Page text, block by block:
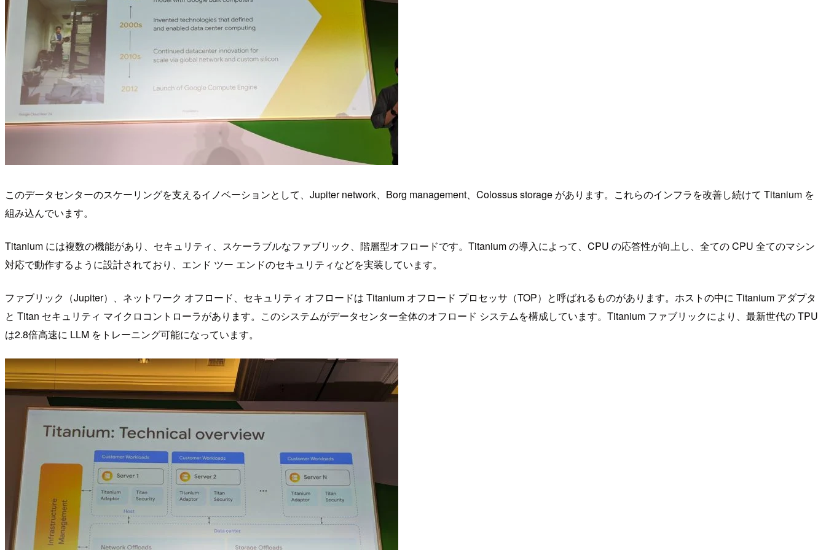
このデータセンターのスケーリングを支えるイノベーションとして、Jupiter network、Borg management、Colossus storage があります。これらのインフラを改善し続けて Titanium を
組み込んでいます。
Titanium には複数の機能があり、セキュリティ、スケーラブルなファブリック、階層型オフロードです。Titanium の導入によって、CPU の応答性が向上し、全ての CPU 全てのマシン
対応で動作するように設計されており、エンド ツー エンドのセキュリティなどを実装しています。
ファブリック（Jupiter）、ネットワーク オフロード、セキュリティ オフロードは Titanium オフロード プロセッサ（TOP）と呼ばれるものがあります。ホストの中に Titanium アダプタ
と Titan セキュリティ マイクロコントローラがあります。このシステムがデータセンター全体のオフロード システムを構成しています。Titanium ファブリックにより、最新世代の TPU
は2.8倍高速に LLM をトレーニング可能になっています。